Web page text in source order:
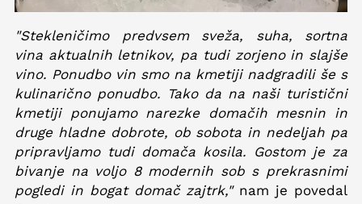
"Stekleničimo predvsem sveža, suha, sortna
vina aktualnih letnikov, pa tudi zorjeno in slajše
vino. Ponudbo vin smo na kmetiji nadgradili še s
kulinarično ponudbo. Tako da na naši turistični
kmetiji ponujamo narezke domačih mesnin in
druge hladne dobrote, ob sobota in nedeljah pa
pripravljamo tudi domača kosila. Gostom je za
bivanje na voljo 8 modernih sob s prekrasnimi
pogledi in bogat domač zajtrk,"nam je povedal